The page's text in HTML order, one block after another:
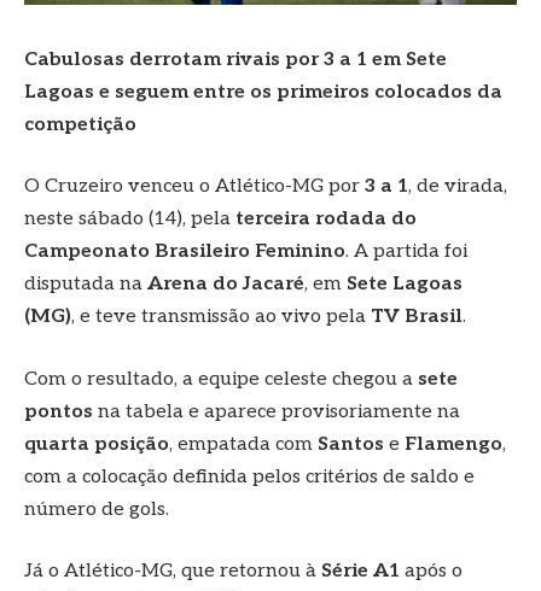
Cabulosas derrotam rivais por 3 a 1 em Sete
Lagoas e seguem entre os primeiros colocados da
competição
O Cruzeiro venceu o Atlético-MG por 3 a 1, de virada,
neste sábado (14), pela terceira rodada do
Campeonato Brasileiro Feminino. A partida foi
disputada na Arena do Jacaré, em Sete Lagoas
(MG), e teve transmissão ao vivo pela TV Brasil.
Com o resultado, a equipe celeste chegou a sete
pontos na tabela e aparece provisoriamente na
quarta posição, empatada com Santos e Flamengo,
com a colocação definida pelos critérios de saldo e
número de gols.
Já o Atlético-MG, que retornou à Série A1 após o